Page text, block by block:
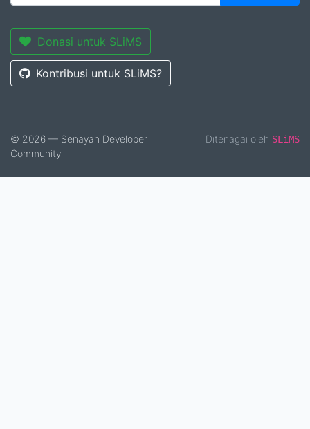
Donasi untuk SLiMS
Kontribusi untuk SLiMS?
© 2026 — Senayan Developer
Community
Ditenagai oleh SLiMS